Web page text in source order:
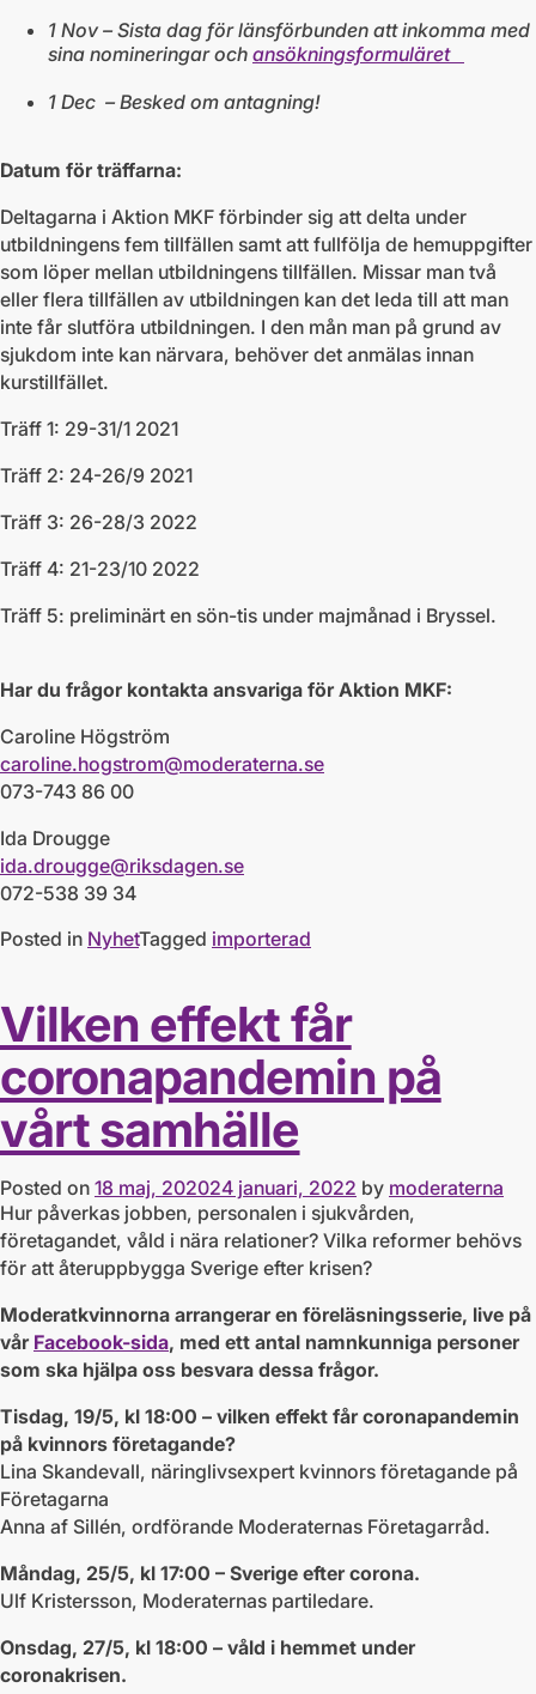
1 Nov – Sista dag för länsförbunden att inkomma med
sina nomineringar och ansökningsformuläret
1 Dec – Besked om antagning!
Datum för träffarna:
Deltagarna i Aktion MKF förbinder sig att delta under
utbildningens fem tillfällen samt att fullfölja de hemuppgifter
som löper mellan utbildningens tillfällen. Missar man två
eller flera tillfällen av utbildningen kan det leda till att man
inte får slutföra utbildningen. I den mån man på grund av
sjukdom inte kan närvara, behöver det anmälas innan
kurstillfället.
Träff 1: 29-31/1 2021
Träff 2: 24-26/9 2021
Träff 3: 26-28/3 2022
Träff 4: 21-23/10 2022
Träff 5: preliminärt en sön-tis under majmånad i Bryssel.
Har du frågor kontakta ansvariga för Aktion MKF:
Caroline Högström
caroline.hogstrom@moderaterna.se
073-743 86 00
Ida Drougge
ida.drougge@riksdagen.se
072-538 39 34
Posted in NyhetTagged importerad
Vilken effekt får
coronapandemin på
vårt samhälle
Posted on 18 maj, 202024 januari, 2022 by moderaterna
Hur påverkas jobben, personalen i sjukvården,
företagandet, våld i nära relationer? Vilka reformer behövs
för att återuppbygga Sverige efter krisen?
Moderatkvinnorna arrangerar en föreläsningsserie, live på
vår Facebook-sida, med ett antal namnkunniga personer
som ska hjälpa oss besvara dessa frågor.
Tisdag, 19/5, kl 18:00 – vilken effekt får coronapandemin
på kvinnors företagande?
Lina Skandevall, näringlivsexpert kvinnors företagande på
Företagarna
Anna af Sillén, ordförande Moderaternas Företagarråd.
Måndag, 25/5, kl 17:00 – Sverige efter corona.
Ulf Kristersson, Moderaternas partiledare.
Onsdag, 27/5, kl 18:00 – våld i hemmet under
coronakrisen.